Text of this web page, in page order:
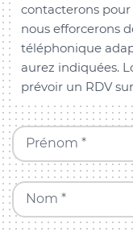
contacterons
nous efforcerons
téléphonique
aurez indiquées.
prévoir un RDV
Prénom *
Nom *